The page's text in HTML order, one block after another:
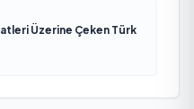
Üzerine Çeken Türk